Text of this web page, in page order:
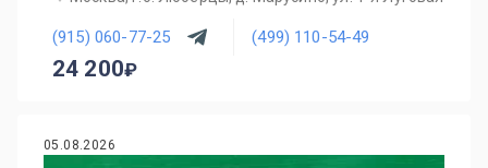
(915) 060-77-25 (499) 110-54-49
24 200
05.08.2026